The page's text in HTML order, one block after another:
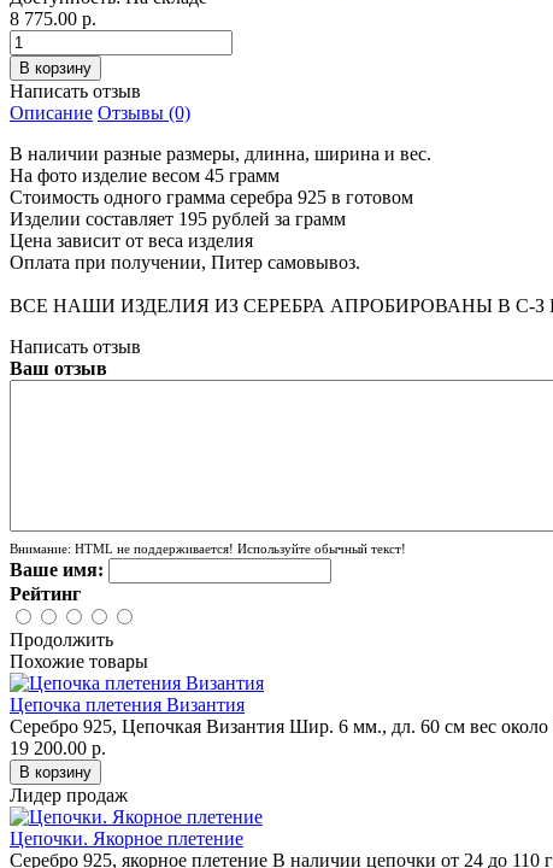
8 775.00 р.
Написать отзыв
Описание Отзывы (0)
В наличии разные размеры, длинна, ширина и вес.
На фото изделие весом 45 грамм
Стоимость одного грамма серебра 925 в готовом
Изделии составляет 195 рублей за грамм
Цена зависит от веса изделия
Оплата при получении, Питер самовывоз.
ВСЕ НАШИ ИЗДЕЛИЯ ИЗ СЕРЕБРА АПРОБИРОВАНЫ В
Написать отзыв
Ваш отзыв
Внимание: HTML не поддерживается! Используйте обычный текст!
Ваше имя:
Рейтинг
Продолжить
Похожие товары
Цепочка плетения Византия
Серебро 925, Цепочкая Византия Шир. 6 мм., дл. 60 см вес
19 200.00 р.
Лидер продаж
Цепочки. Якорное плетение
Серебро 925, якорное плетение В наличии цепочки от 24 до 110